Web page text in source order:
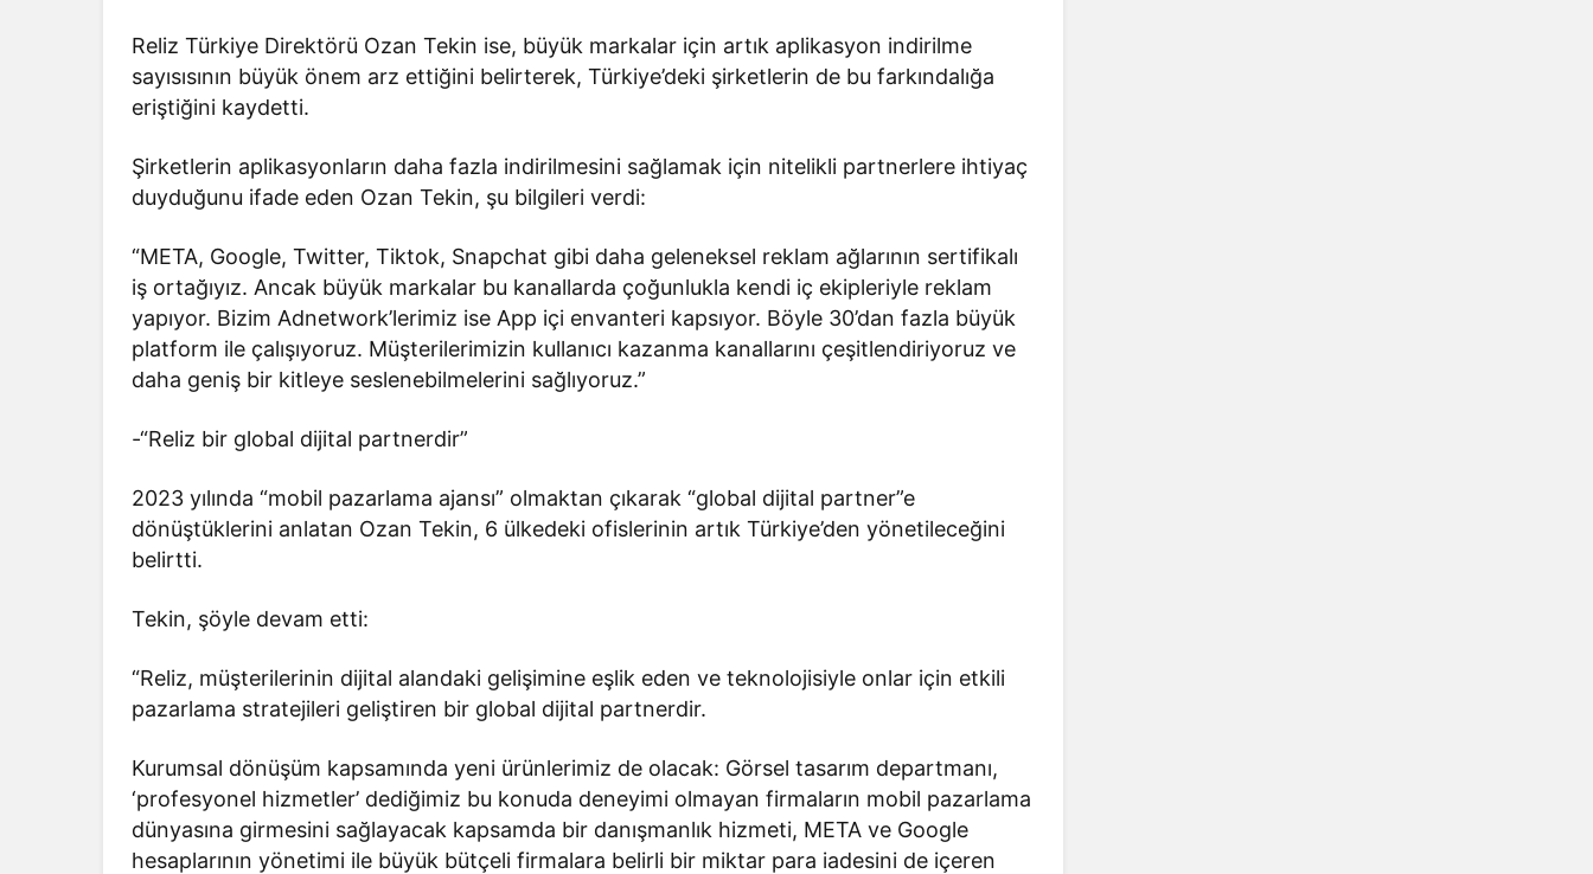
Reliz Türkiye Direktörü Ozan Tekin ise, büyük markalar için artık aplikasyon indirilme
sayısısının büyük önem arz ettiğini belirterek, Türkiye’deki şirketlerin de bu farkındalığa
eriştiğini kaydetti.
Şirketlerin aplikasyonların daha fazla indirilmesini sağlamak için nitelikli partnerlere ihtiyaç
duyduğunu ifade eden Ozan Tekin, şu bilgileri verdi:
“META, Google, Twitter, Tiktok, Snapchat gibi daha geleneksel reklam ağlarının sertifikalı
iş ortağıyız. Ancak büyük markalar bu kanallarda çoğunlukla kendi iç ekipleriyle reklam
yapıyor. Bizim Adnetwork’lerimiz ise App içi envanteri kapsıyor. Böyle 30’dan fazla büyük
platform ile çalışıyoruz. Müşterilerimizin kullanıcı kazanma kanallarını çeşitlendiriyoruz ve
daha geniş bir kitleye seslenebilmelerini sağlıyoruz.”
-“Reliz bir global dijital partnerdir”
2023 yılında “mobil pazarlama ajansı” olmaktan çıkarak “global dijital partner”e
dönüştüklerini anlatan Ozan Tekin, 6 ülkedeki ofislerinin artık Türkiye’den yönetileceğini
belirtti.
Tekin, şöyle devam etti:
“Reliz, müşterilerinin dijital alandaki gelişimine eşlik eden ve teknolojisiyle onlar için etkili
pazarlama stratejileri geliştiren bir global dijital partnerdir.
Kurumsal dönüşüm kapsamında yeni ürünlerimiz de olacak: Görsel tasarım departmanı,
‘profesyonel hizmetler’ dediğimiz bu konuda deneyimi olmayan firmaların mobil pazarlama
dünyasına girmesini sağlayacak kapsamda bir danışmanlık hizmeti, META ve Google
hesaplarının yönetimi ile büyük bütçeli firmalara belirli bir miktar para iadesini de içeren